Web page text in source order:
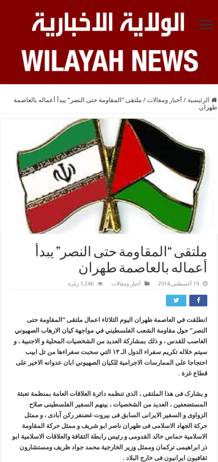
الرئيسية / أخبار ومقالات / ملتقى “المقاومة حتى النصر” يبدأ أعماله بالعاصمة
طهران
ملتقى “المقاومة حتى النصر” يبدأ
أعماله بالعاصمة طهران
19 أغسطس,2014 أخبار ومقالات 1,246 زيارة
انطلقت في العاصمة طهران اليوم الثلاثاء اعمال ملتقى “المقاومة حتى
النصر” حول مقاومة الشعب الفلسطيني في مواجهة كيان الارهاب الصهيوني
الغاصب للقدس ، و ذلك بمشاركة العديد من الشخصيات المحلية و الاجنبية ، و
سيتم خلاله تكريم سفراء الدول الـ ۱۳ التي سحبت سفراءها من تل ابيب
احتجاجا على الممارسات الاجرامية للكيان الصهيوني ابان عدوانه الاخير على
قطاع غزة .
و یشارک فی هذا الملتقى ، الذی تنظمه دائرة العلاقات العامة بمنظمة تعبئة
المستضعفین ، العدید من الشخصیات ، بینهم السفیر الفلسطینی صلاح
الزواوی و السفیر الایرانی السابق فی بیروت غضنفر رکن آبادی ، و ممثل
حرکة الجهاد الاسلامی فی طهران ناصر ابو شریف و ممثل حرکة المقاومة
الاسلامیة حماس خالد القدومی و رئیس رابطة الثقافة والعلاقات الاسلامیة ابو
ذر ابراهیمی ترکمان وممثل وزیر الخارجیة محمد جواد ظریف ومستشارون
ثقافیون ایرانیون فی خارج البلاد .